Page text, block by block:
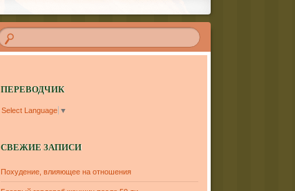
ПЕРЕВОДЧИК
Select Language ▼
СВЕЖИЕ ЗАПИСИ
Похудение, влияющее на отношения